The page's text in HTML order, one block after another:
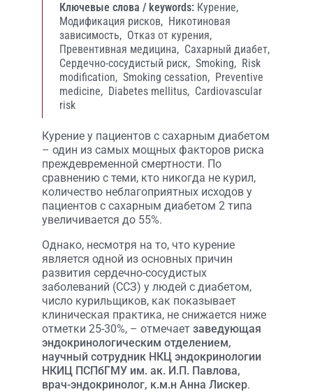
Ключевые слова / keywords: Курение,
Модификация рисков, Никотиновая
зависимость, Отказ от курения,
Превентивная медицина, Сахарный диабет,
Сердечно-сосудистый риск, Smoking, Risk
modification, Smoking cessation, Preventive
medicine, Diabetes mellitus, Cardiovascular
risk
Курение у пациентов с сахарным диабетом
– один из самых мощных факторов риска
преждевременной смертности. По
сравнению с теми, кто никогда не курил,
количество неблагоприятных исходов у
пациентов с сахарным диабетом 2 типа
увеличивается до 55%.
Однако, несмотря на то, что курение
является одной из основных причин
развития сердечно-сосудистых
заболеваний (ССЗ) у людей с диабетом,
число курильщиков, как показывает
клиническая практика, не снижается ниже
отметки 25-30%, – отмечает заведующая
эндокринологическим отделением,
научный сотрудник НКЦ эндокринологии
НКИЦ ПСПбГМУ им. ак. И.П. Павлова,
врач-эндокринолог, к.м.н Анна Лискер.